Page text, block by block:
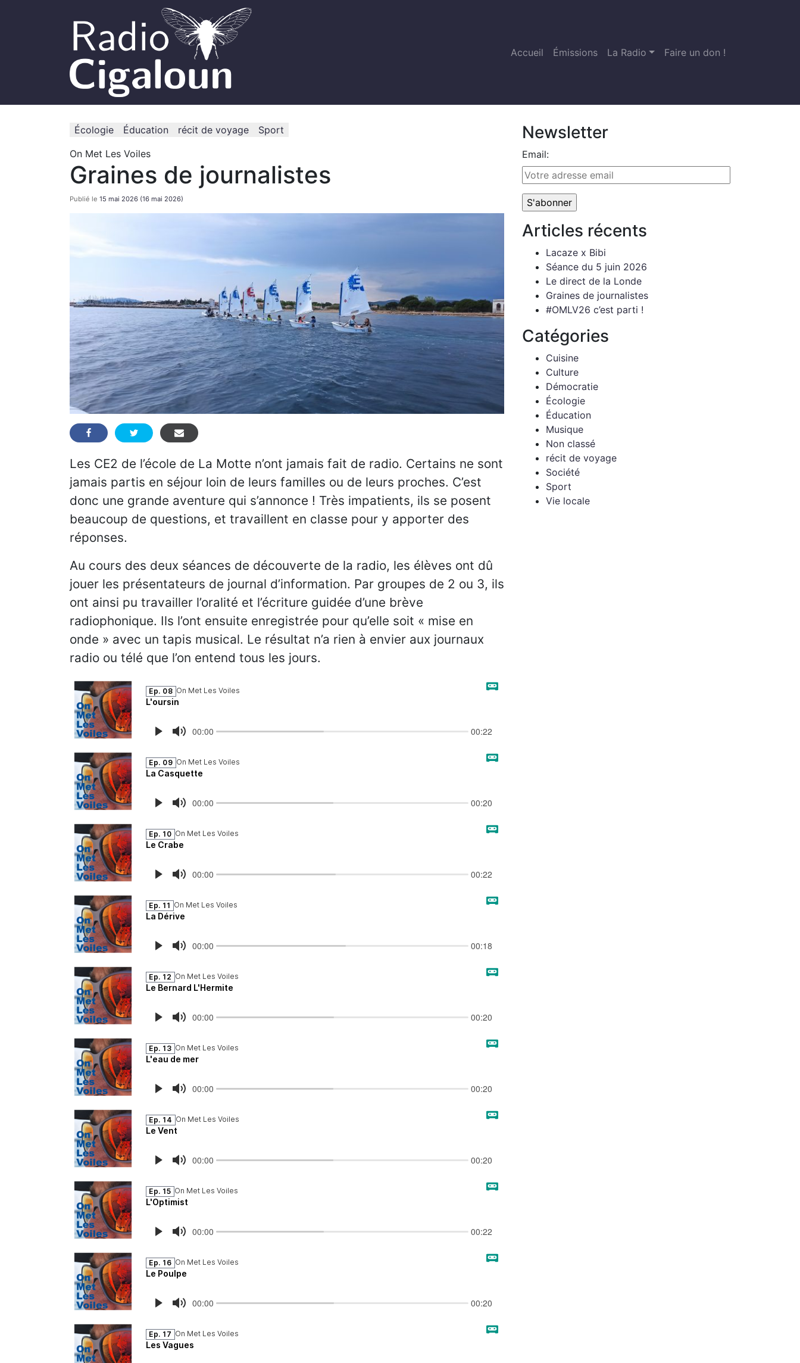
Accueil Émissions La Radio Faire un don !
Écologie Éducation récit de voyage
Sport
On Met Les Voiles
Graines de journalistes
Publié le 15 mai 2026 (16 mai 2026)
Les CE2 de l’école de La Motte n’ont jamais fait de radio. Certains ne sont
jamais partis en séjour loin de leurs familles ou de leurs proches. C’est
donc une grande aventure qui s’annonce ! Très impatients, ils se posent
beaucoup de questions, et travaillent en classe pour y apporter des
réponses.
Au cours des deux séances de découverte de la radio, les élèves ont dû
jouer les présentateurs de journal d’information. Par groupes de 2 ou 3, ils
ont ainsi pu travailler l’oralité et l’écriture guidée d’une brève
radiophonique. Ils l’ont ensuite enregistrée pour qu’elle soit « mise en
onde » avec un tapis musical. Le résultat n’a rien à envier aux journaux
radio ou télé que l’on entend tous les jours.
Newsletter
Email:
Articles récents
Lacaze x Bibi
Séance du 5 juin 2026
Le direct de la Londe
Graines de journalistes
#OMLV26 c’est parti !
Catégories
Cuisine
Culture
Démocratie
Écologie
Éducation
Musique
Non classé
récit de voyage
Société
Sport
Vie locale